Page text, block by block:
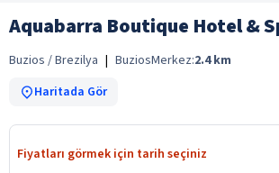
Aquabarra Boutique Hotel &
Buzios / Brezilya | BuziosMerkez:2.4 km
Haritada Gör
Fiyatları görmek için tarih seçiniz